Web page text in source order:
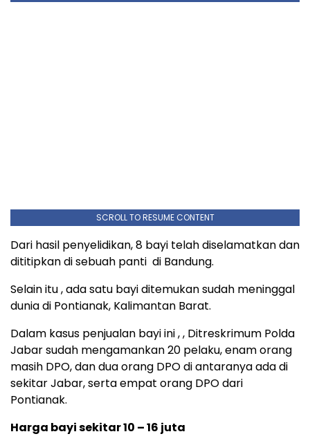
SCROLL TO RESUME CONTENT
Dari hasil penyelidikan, 8 bayi telah diselamatkan dan
dititipkan di sebuah panti di Bandung.
Selain itu , ada satu bayi ditemukan sudah meninggal
dunia di Pontianak, Kalimantan Barat.
Dalam kasus penjualan bayi ini , , Ditreskrimum Polda
Jabar sudah mengamankan 20 pelaku, enam orang
masih DPO, dan dua orang DPO di antaranya ada di
sekitar Jabar, serta empat orang DPO dari
Pontianak.
Harga bayi sekitar 10 – 16 juta